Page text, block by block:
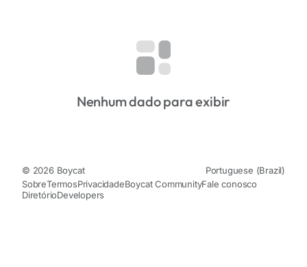
Nenhum dado para exibir
© 2026 Boycat
Portuguese (Brazil)
SobreTermosPrivacidadeBoycat CommunityFale conosco
DiretórioDevelopers